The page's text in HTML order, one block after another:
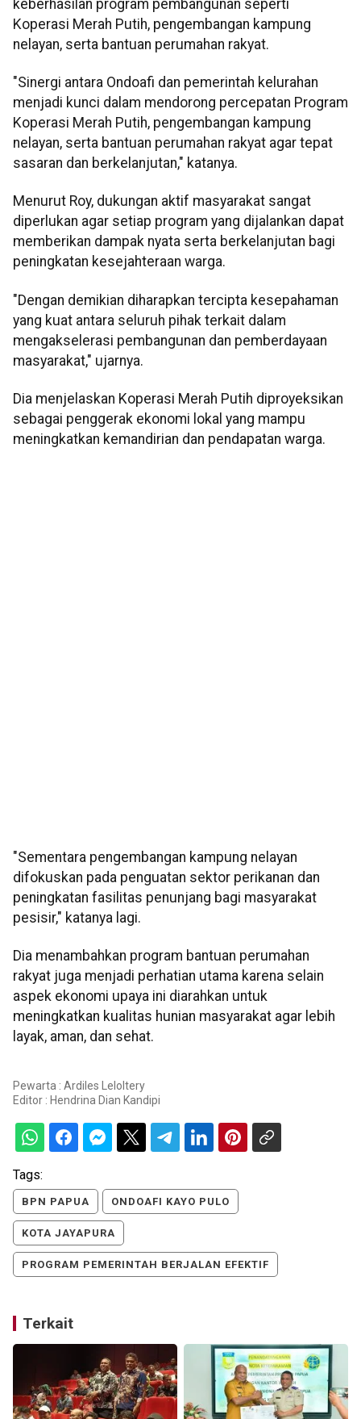
keberhasilan program pembangunan seperti
Koperasi Merah Putih, pengembangan kampung
nelayan, serta bantuan perumahan rakyat.
"Sinergi antara Ondoafi dan pemerintah kelurahan
menjadi kunci dalam mendorong percepatan Program
Koperasi Merah Putih, pengembangan kampung
nelayan, serta bantuan perumahan rakyat agar tepat
sasaran dan berkelanjutan," katanya.
Menurut Roy, dukungan aktif masyarakat sangat
diperlukan agar setiap program yang dijalankan dapat
memberikan dampak nyata serta berkelanjutan bagi
peningkatan kesejahteraan warga.
"Dengan demikian diharapkan tercipta kesepahaman
yang kuat antara seluruh pihak terkait dalam
mengakselerasi pembangunan dan pemberdayaan
masyarakat," ujarnya.
Dia menjelaskan Koperasi Merah Putih diproyeksikan
sebagai penggerak ekonomi lokal yang mampu
meningkatkan kemandirian dan pendapatan warga.
"Sementara pengembangan kampung nelayan
difokuskan pada penguatan sektor perikanan dan
peningkatan fasilitas penunjang bagi masyarakat
pesisir," katanya lagi.
Dia menambahkan program bantuan perumahan
rakyat juga menjadi perhatian utama karena selain
aspek ekonomi upaya ini diarahkan untuk
meningkatkan kualitas hunian masyarakat agar lebih
layak, aman, dan sehat.
Pewarta : Ardiles Leloltery
Editor : Hendrina Dian Kandipi
Tags:
BPN PAPUA ONDOAFI KAYO PULO
KOTA JAYAPURA
PROGRAM PEMERINTAH BERJALAN EFEKTIF
Terkait